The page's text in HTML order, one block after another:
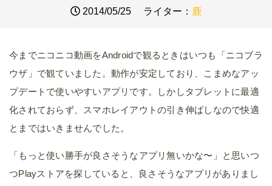
2014/05/25 ライター： 鹿
今までニコニコ動画をAndroidで観るときはいつも「ニコブラ
ウザ」で観ていました。動作が安定しており、こまめなアッ
プデートで使いやすいアプリです。しかしタブレットに最適
化されておらず、スマホレイアウトの引き伸ばしなので快適
とまではいきませんでした。
「もっと使い勝手が良さそうなアプリ無いかな〜」と思いつ
つPlayストアを探していると、良さそうなアプリがありまし